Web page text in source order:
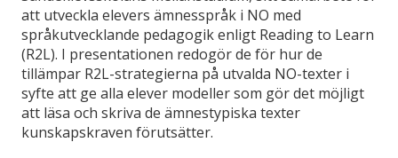
att utveckla elevers ämnesspråk i NO med
språkutvecklande pedagogik enligt Reading to Learn
(R2L). I presentationen redogör de för hur de
tillämpar R2L-strategierna på utvalda NO-texter i
syfte att ge alla elever modeller som gör det möjligt
att läsa och skriva de ämnestypiska texter
kunskapskraven förutsätter.